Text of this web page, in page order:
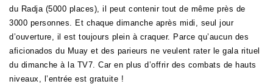
du Radja (5000 places), il peut contenir tout de même près de
3000 personnes. Et chaque dimanche après midi, seul jour
d’ouverture, il est toujours plein à craquer. Parce qu’aucun des
aficionados du Muay et des parieurs ne veulent rater le gala rituel
du dimanche à la TV7. Car en plus d’offrir des combats de hauts
niveaux, l’entrée est gratuite !